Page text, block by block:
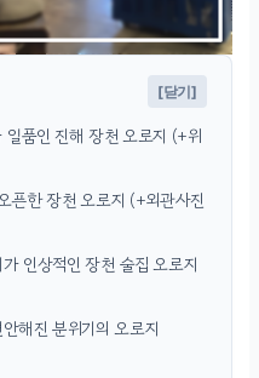
[닫기]
품인 진해 장천 오로지 (+위
픈한 장천 오로지 (+외관사진
인상적인 장천 술집 오로지
해진 분위기의 오로지